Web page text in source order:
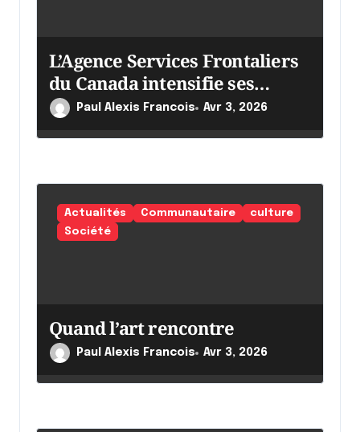
i
c
l
e
L’Agence Services Frontaliers
du Canada intensifie ses
effortsPaul Alexis Francois Avr 3, 2026
Actualités Communautaire
culture
Société
Quand l’art rencontre
Paul Alexis Francois Avr 3, 2026